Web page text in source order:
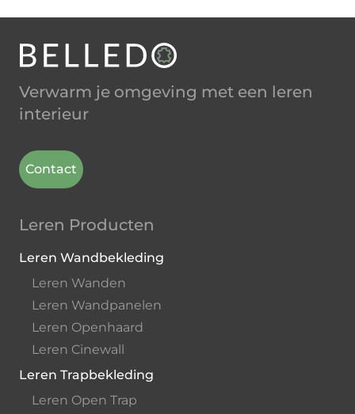
Verwarm je omgeving met een leren
interieur
Contact
Leren Producten
Leren Wandbekleding
Leren Wanden
Leren Wandpanelen
Leren Openhaard
Leren Cinewall
Leren Trapbekleding
Leren Open Trap